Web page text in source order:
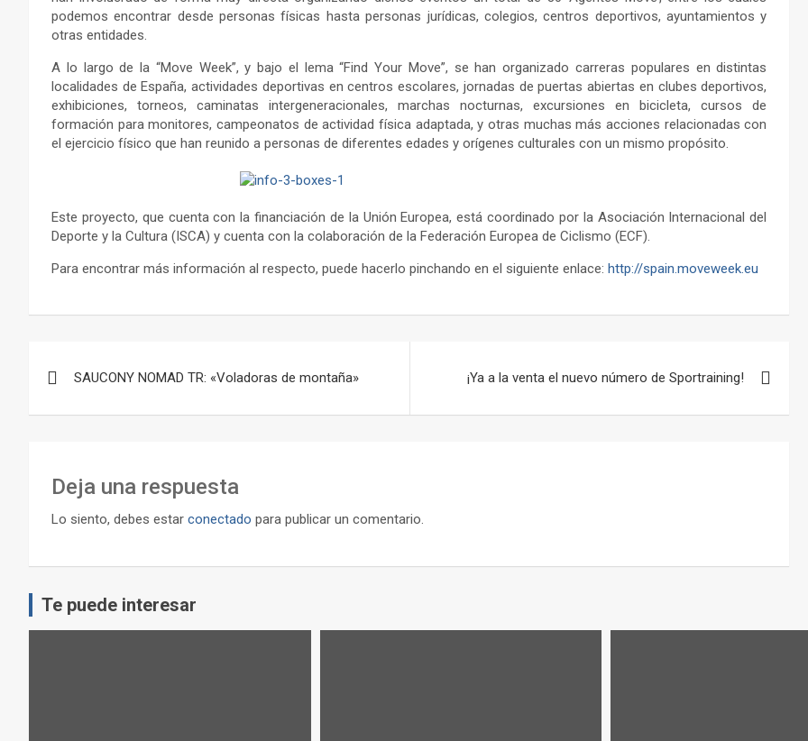
podemos encontrar desde personas físicas hasta personas jurídicas, colegios, centros deportivos, ayuntamientos y
otras entidades.
A lo largo de la “Move Week”, y bajo el lema “Find Your Move”, se han organizado carreras populares en distintas
localidades de España, actividades deportivas en centros escolares, jornadas de puertas abiertas en clubes deportivos,
exhibiciones, torneos, caminatas intergeneracionales, marchas nocturnas, excursiones en bicicleta, cursos de
formación para monitores, campeonatos de actividad física adaptada, y otras muchas más acciones relacionadas con
el ejercicio físico que han reunido a personas de diferentes edades y orígenes culturales con un mismo propósito.
Este proyecto, que cuenta con la financiación de la Unión Europea, está coordinado por la Asociación Internacional del
Deporte y la Cultura (ISCA) y cuenta con la colaboración de la Federación Europea de Ciclismo (ECF).
Para encontrar más información al respecto, puede hacerlo pinchando en el siguiente enlace: http://spain.moveweek.eu
de
SAUCONY NOMAD TR: «Voladoras de montaña» ¡Ya a la venta el nuevo número de Sportraining!
Deja una respuesta
Lo siento, debes estar conectado para publicar un comentario.
Te puede interesar